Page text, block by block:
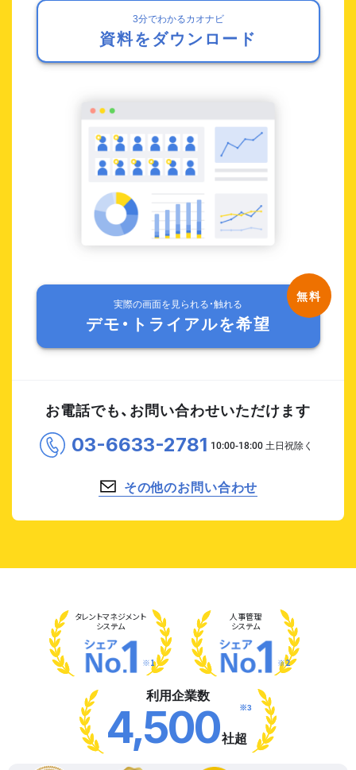
3分でわかるカオナビ
資料をダウンロード
実際の画面を見られる・触れる
デモ・トライアルを希望
お電話でも、お問い合わせいただけます
03-6633-2781
その他のお問い合わせ
タレントマネジメント
システム
※1
人事管理
システム
※2
利用企業数
4,500社超
※3